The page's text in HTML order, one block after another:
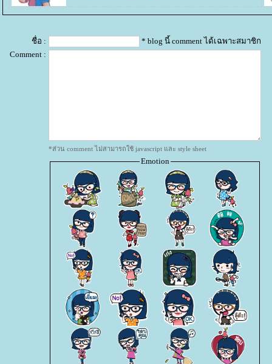
ชื่อ :
* blog นี้ comment ได้เฉพาะสมาชิก
Comment :
*ส่วน comment ไม่สามารถใช้ javascript และ style sheet
Emotion